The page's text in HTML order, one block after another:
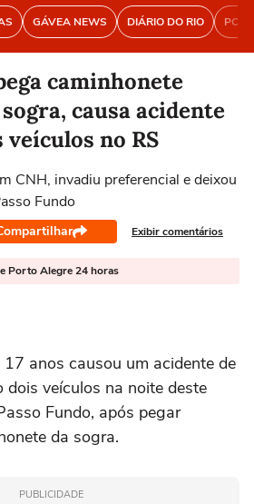
GÁVEA NEWS DIÁRIO DO RIO
caminhonete
causa acidente
no RS
CNH, invadiu preferencial e deixou
Fundo
Exibir comentários
Porto Alegre 24 horas
anos causou um acidente de
dois veículos na noite deste
Fundo, após pegar
da sogra.
PUBLICIDADE